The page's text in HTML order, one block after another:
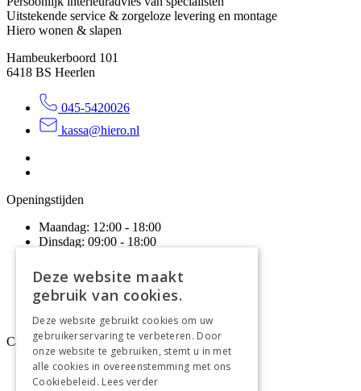
Uitstekende service & zorgeloze levering en montage
Hiero wonen & slapen
Hambeukerboord 101
6418 BS Heerlen
045-5420026
kassa@hiero.nl
Openingstijden
Maandag: 12:00 - 18:00
Dinsdag: 09:00 - 18:00
Donderdag: 09:00 - 20:00
Vrijdag:09:00 - 18:00
Zaterdag: 09:00 - 17:00
Zondag:
Gesloten
Categoriëen
Wonen
Slapen
Deze website maakt
gebruik van cookies.
Deze website gebruikt cookies om uw
gebruikerservaring te verbeteren. Door
onze website te gebruiken, stemt u in met
alle cookies in overeenstemming met ons
Cookiebeleid. Lees verder